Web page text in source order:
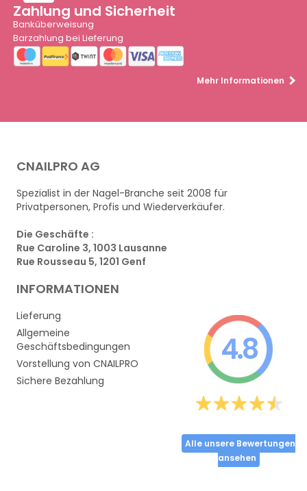
Zahlung und Sicherheit
Banküberweisung
Barzahlung bei Lieferung
Mehr Informationen
CNAILPRO AG
Spezialist in der Nagel-Branche seit 2008 für
Privatpersonen, Profis und Wiederverkäufer.
Die Geschäfte :
Rue Caroline 3, 1003 Lausanne
Rue Rousseau 5, 1201 Genf
INFORMATIONEN
Lieferung
Allgemeine
Geschäftsbedingungen
Vorstellung von CNAILPRO
Sichere Bezahlung
4.8
Alle unsere Bewertungen
ansehen